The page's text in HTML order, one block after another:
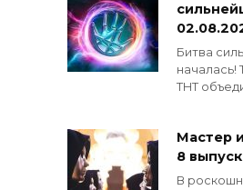
Битва
началась!
ТНТ
Мастер
8
В